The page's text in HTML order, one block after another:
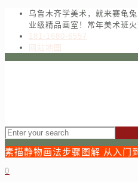
乌鲁木齐学美术，就来赛龟
业级精品画室！常年美术班
181-1680-6557
网站地图
素描静物画法步骤图解 从入门
0